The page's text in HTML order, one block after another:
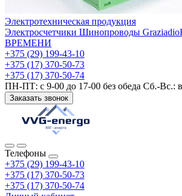
Электротехническая продукция
Электросчетчики Шинопроводы Graziadio
ВРЕМЕНИ
+375 (29) 199-43-10
+375 (17) 370-50-73
+375 (17) 370-50-74
ПН-ПТ: с 9-00 до 17-00 без обеда Сб.-Вс.:
Заказать звонок
Телефоны
+375 (29) 199-43-10
+375 (17) 370-50-73
+375 (17) 370-50-74